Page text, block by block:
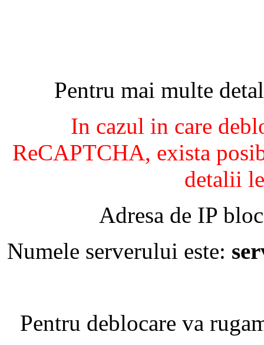
Pentru mai multe
In cazul in care
ReCAPTCHA, exista
detalii
Adresa de IP
Numele serverului este:
Pentru deblocare va